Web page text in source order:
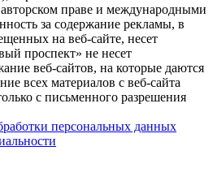
праве и международными
за содержание рекламы, в
на веб-сайте, несет
проспект» не несет
веб-сайтов, на которые даются
всех материалов с веб-сайта
с письменного разрешения
персональных данных